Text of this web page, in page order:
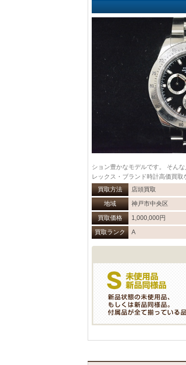
ション豊かなモデルです。 そん
レックス・ブランド時計高価買
買取方法
店頭買取
地域
神戸市中央区
買取価格
1,000,000円
買取ランク
A